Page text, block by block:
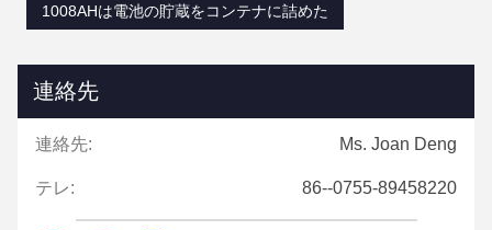
1008AHは電池の貯蔵をコンテナに詰めた
連絡先
連絡先: Ms. Joan Deng
テレ: 86--0755-89458220